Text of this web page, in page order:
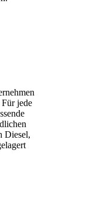
jede
Diesel,